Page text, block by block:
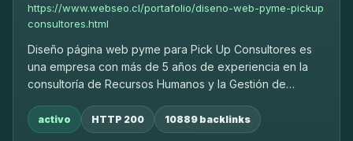
https://www.webseo.cl/portafolio/diseno-web-pyme-pickup
consultores.html
Diseño página web pyme para Pick Up Consultores es
una empresa con más de 5 años de experiencia en la
consultoría de Recursos Humanos y la Gestión de
activo HTTP 200 10889 backlinks